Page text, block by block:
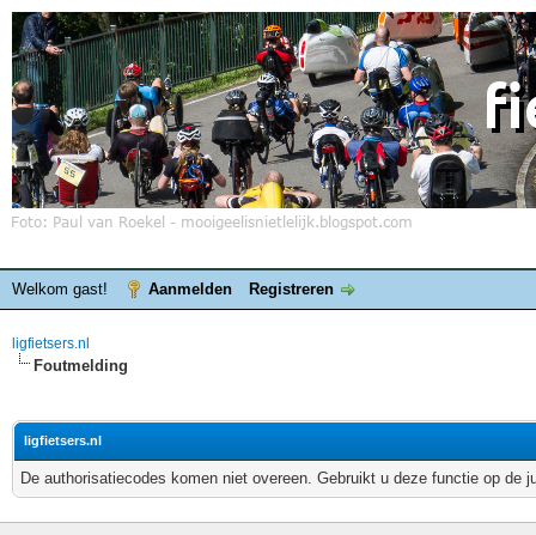
Welkom gast! Aanmelden Registreren
ligfietsers.nl
Foutmelding
ligfietsers.nl
De authorisatiecodes komen niet overeen. Gebruikt u deze functie op de